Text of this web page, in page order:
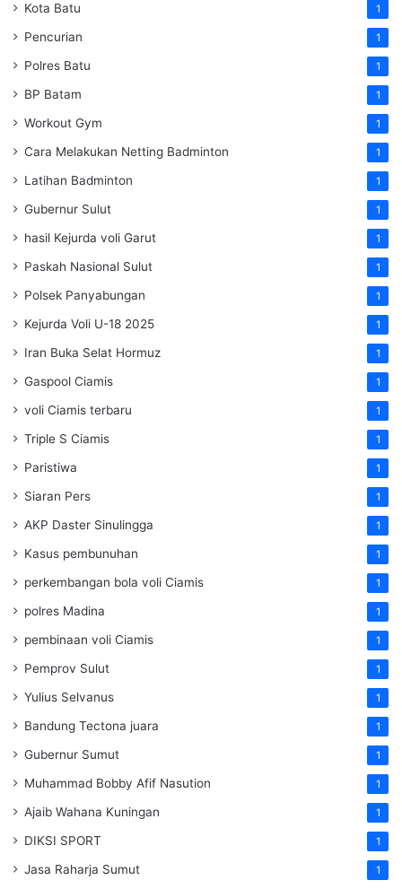
Kota Batu 1
Pencurian 1
Polres Batu 1
BP Batam 1
Workout Gym 1
Cara Melakukan Netting Badminton 1
Latihan Badminton 1
Gubernur Sulut 1
hasil Kejurda voli Garut 1
Paskah Nasional Sulut 1
Polsek Panyabungan 1
Kejurda Voli U-18 2025 1
Iran Buka Selat Hormuz 1
Gaspool Ciamis 1
voli Ciamis terbaru 1
Triple S Ciamis 1
Paristiwa 1
Siaran Pers 1
AKP Daster Sinulingga 1
Kasus pembunuhan 1
perkembangan bola voli Ciamis 1
polres Madina 1
pembinaan voli Ciamis 1
Pemprov Sulut 1
Yulius Selvanus 1
Bandung Tectona juara 1
Gubernur Sumut 1
Muhammad Bobby Afif Nasution 1
Ajaib Wahana Kuningan 1
DIKSI SPORT 1
Jasa Raharja Sumut 1